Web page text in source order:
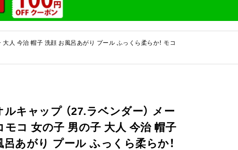
人 今治 帽子 洗顔 お風呂あがり プール ふっくら柔らか！ モコ
キャップ （27.ラベンダー） メー
モコ 女の子 男の子 大人 今治 帽子
呂あがり プール ふっくら柔らか！